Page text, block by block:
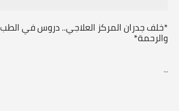
*خلف جدران المركز العلاجي.. دروس في الطب
والرحمة*
...